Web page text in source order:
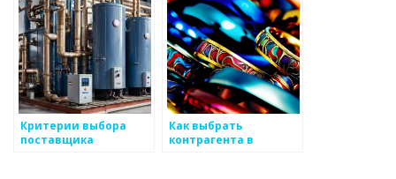
Критерии выбора
поставщика
Как выбрать
контрагента в